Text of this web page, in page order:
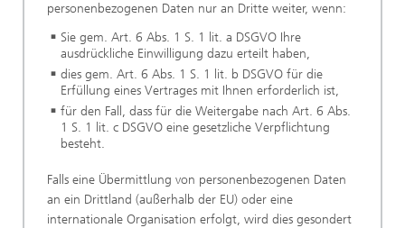
personenbezogenen Daten nur an Dritte weiter, wenn:
Sie gem. Art. 6 Abs. 1 S. 1 lit. a DSGVO Ihre
ausdrückliche Einwilligung dazu erteilt haben,
dies gem. Art. 6 Abs. 1 S. 1 lit. b DSGVO für die
Erfüllung eines Vertrages mit Ihnen erforderlich ist,
für den Fall, dass für die Weitergabe nach Art. 6 Abs.
1 S. 1 lit. c DSGVO eine gesetzliche Verpflichtung
besteht.
Falls eine Übermittlung von personenbezogenen Daten
an ein Drittland (außerhalb der EU) oder eine
internationale Organisation erfolgt, wird dies gesondert